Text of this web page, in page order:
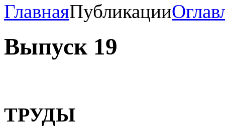
ГлавнаяПубликации
Выпуск 19
ТРУДЫ